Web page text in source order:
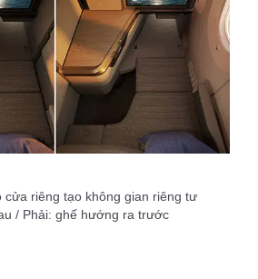
cửa riêng tạo không gian riêng tư
/ Phải: ghế hướng ra trước